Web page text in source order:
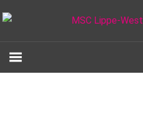
Inhalt